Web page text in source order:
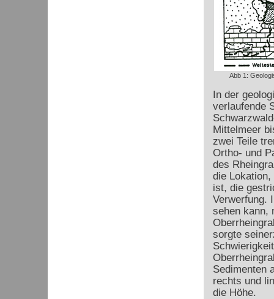
Abb 1:
In der
verlaufende
Mittelmeer
zwei Teile
Ortho- und
des
die Lokation,
ist, die
Verwerfung.
sehen kann,
sorgte
Sedimenten
rechts und
die Höhe.